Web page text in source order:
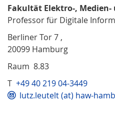
Fakultät Elektro-,
Professor für Digitale
Berliner Tor 7 ,
20099 Hamburg
Raum 8.83
T +49 40 219 04-3449
lutz.leutelt (at) haw-